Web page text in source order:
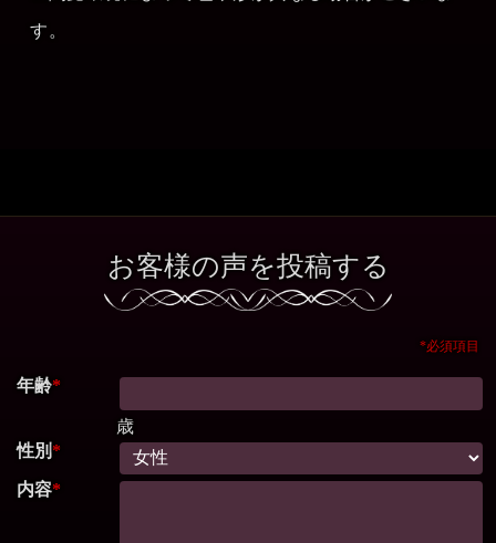
す。
お客様の声を投稿する
*必須項目
年齢*
歳
性別*
内容*